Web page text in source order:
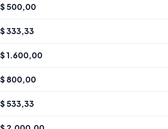
500,00
333,33
1.600,00
800,00
533,33